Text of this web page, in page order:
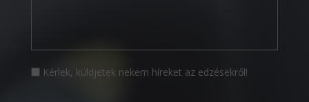
Kérlek, küldjetek nekem híreket az edzésekről!